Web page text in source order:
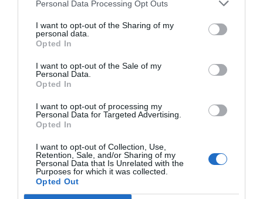
Personal Data Processing Opt Outs
I want to opt-out of the Sharing of my
personal data.
Opted In
I want to opt-out of the Sale of my
Personal Data.
Opted In
I want to opt-out of processing my
Personal Data for Targeted Advertising.
Opted In
I want to opt-out of Collection, Use,
Retention, Sale, and/or Sharing of my
Personal Data that Is Unrelated with the
Purposes for which it was collected.
Opted Out
polideportivo y prevé beneficios en el ‘futfem’